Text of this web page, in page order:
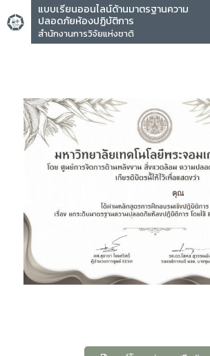
แบบเรียนออนไลน์ด้านมาตรฐานความ
ปลอดภัยห้องปฏิบัติการ
สำนักงานการวิจัยแห่งชาติ
คุณ